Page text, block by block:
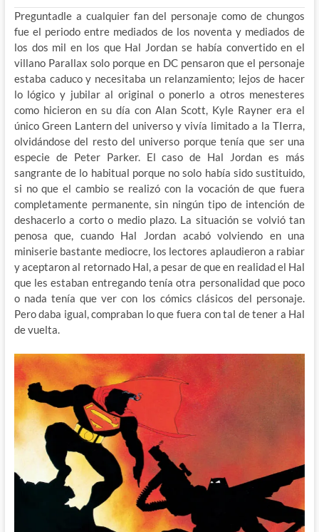
Preguntadle a cualquier fan del personaje como de chungos
fue el periodo entre mediados de los noventa y mediados de
los dos mil en los que Hal Jordan se había convertido en el
villano Parallax solo porque en DC pensaron que el personaje
estaba caduco y necesitaba un relanzamiento; lejos de hacer
lo lógico y jubilar al original o ponerlo a otros menesteres
como hicieron en su día con Alan Scott, Kyle Rayner era el
único Green Lantern del universo y vivía limitado a la TIerra,
olvidándose del resto del universo porque tenía que ser una
especie de Peter Parker. El caso de Hal Jordan es más
sangrante de lo habitual porque no solo había sido sustituido,
si no que el cambio se realizó con la vocación de que fuera
completamente permanente, sin ningún tipo de intención de
deshacerlo a corto o medio plazo. La situación se volvió tan
penosa que, cuando Hal Jordan acabó volviendo en una
miniserie bastante mediocre, los lectores aplaudieron a rabiar
y aceptaron al retornado Hal, a pesar de que en realidad el Hal
que les estaban entregando tenía otra personalidad que poco
o nada tenía que ver con los cómics clásicos del personaje.
Pero daba igual, compraban lo que fuera con tal de tener a Hal
de vuelta.